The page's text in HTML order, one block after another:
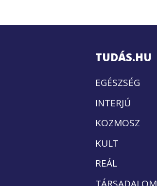
TUDÁS.HU
EGÉSZSÉG
INTERJÚ
KOZMOSZ
KULT
REÁL
TÁRSADALOM